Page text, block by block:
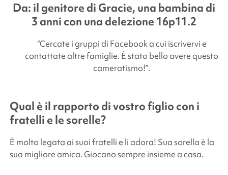
Da: il genitore di Gracie, una bambina di
3 anni con una delezione 16p11.2
“Cercate i gruppi di Facebook a cui iscrivervi e
contattate altre famiglie. È stato bello avere questo
cameratismo!”.
Qual è il rapporto di vostro figlio con i
fratelli e le sorelle?
È molto legata ai suoi fratelli e li adora! Sua sorella è la
sua migliore amica. Giocano sempre insieme a casa.